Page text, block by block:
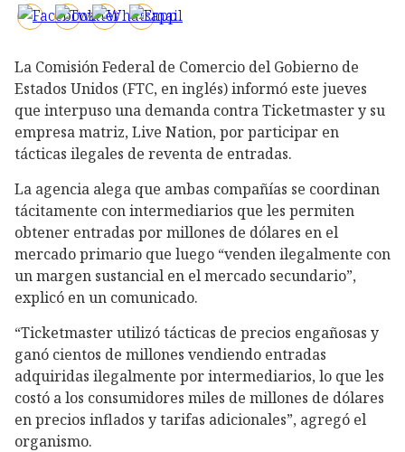
La Comisión Federal de Comercio del Gobierno de
Estados Unidos (FTC, en inglés) informó este jueves
que interpuso una demanda contra Ticketmaster y su
empresa matriz, Live Nation, por participar en
tácticas ilegales de reventa de entradas.
La agencia alega que ambas compañías se coordinan
tácitamente con intermediarios que les permiten
obtener entradas por millones de dólares en el
mercado primario que luego “venden ilegalmente con
un margen sustancial en el mercado secundario”,
explicó en un comunicado.
“Ticketmaster utilizó tácticas de precios engañosas y
ganó cientos de millones vendiendo entradas
adquiridas ilegalmente por intermediarios, lo que les
costó a los consumidores miles de millones de dólares
en precios inflados y tarifas adicionales”, agregó el
organismo.